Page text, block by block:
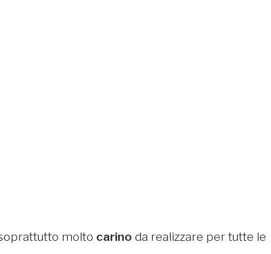
molto carino da realizzare per tutte le